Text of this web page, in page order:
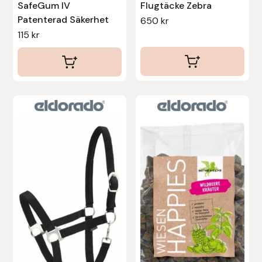
SafeGum IV
Patenterad Säkerhet
115kr
Flugtäcke Zebra
650 kr
Fager
Fákur Rideudstyr
Freyja
Globus Sport
Góa
Gysinge